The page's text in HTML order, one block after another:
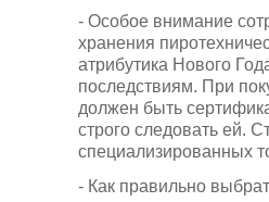
- Особое внимание
хранения
атрибутика Нового
последствиям. При
должен быть
строго следовать ей.
специализированных
- Как правильно